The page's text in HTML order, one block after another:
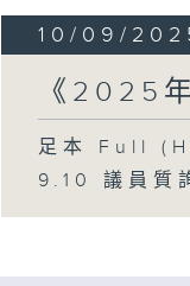
10/09/
《2025
足本 Full
9.10 議員質